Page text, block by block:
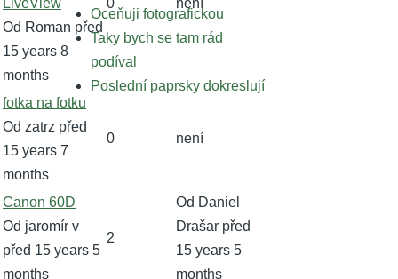
Od Roman před
15 years 8
months
Normální
téma
fotka na fotku
Od zatrz před
15 years 7
months
0 není
Normální
téma
Canon 60D
Od jaromír v
před 15 years 5
months
2
Od Daniel
Drašar před
15 years 5
months
Oceňuji fotografickou
Taky bych se tam rád
podíval
Poslední paprsky dokreslují